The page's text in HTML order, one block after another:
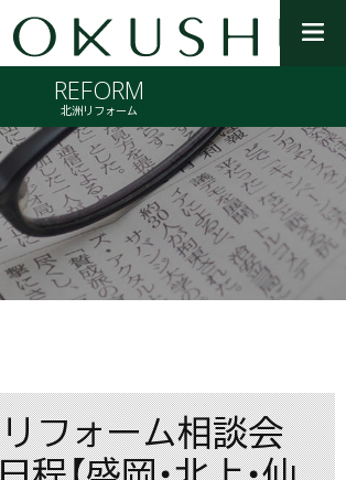
を
開
く
REFORM
北洲リフォーム
フォーム相談会